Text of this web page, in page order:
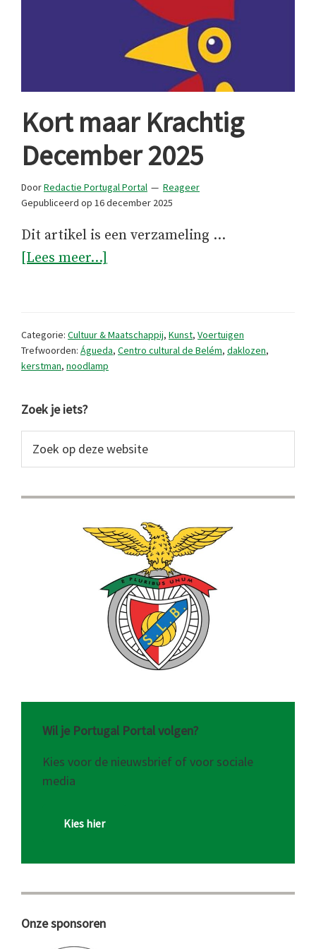
Kort maar Krachtig
December 2025
DoorRedactie Portugal Portal
Reageer
Gepubliceerd op 16 december 2025
Dit artikel is een verzameling …
[Lees meer...]
2025
Categorie: Cultuur & Maatschappij, Kunst, Voertuigen
Trefwoorden: Águeda, Centro cultural de Belém, daklozen,
kerstman, noodlamp
Primaire
Sidebar
Zoek je iets?
op
website
Wil je Portugal Portal volgen?
Kies voor de nieuwsbrief of voor sociale
media
Kies hier
Onze sponsoren